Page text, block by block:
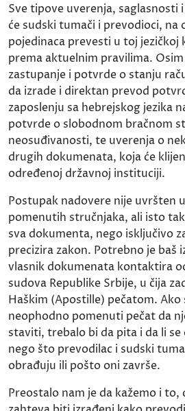
Sve tipove uverenja, saglasnosti
će sudski tumači i prevodioci, na
pojedinaca prevesti u toj jezičkoj
prema aktuelnim pravilima.
zastupanje i potvrde o stanju
da izrade i direktan prevod
zaposlenju sa hebrejskog jezika
potvrde o slobodnom bračnom
neosuđivanosti, te uverenja o
drugih dokumenata, koja će
određenoj državnoj instituciji.
Postupak nadovere nije uvršten
pomenutih stručnjaka, ali isto
sva dokumenta, nego isključivo
precizira zakon. Potrebno je baš
vlasnik dokumenata kontaktira
sudova Republike Srbije, u čija
Haškim (Apostille) pečatom. Ako
neophodno pomenuti pečat da
staviti, trebalo bi da pita i da li
nego što prevodilac i sudski
obrađuju ili pošto oni završe.
Preostalo nam je da kažemo i to,